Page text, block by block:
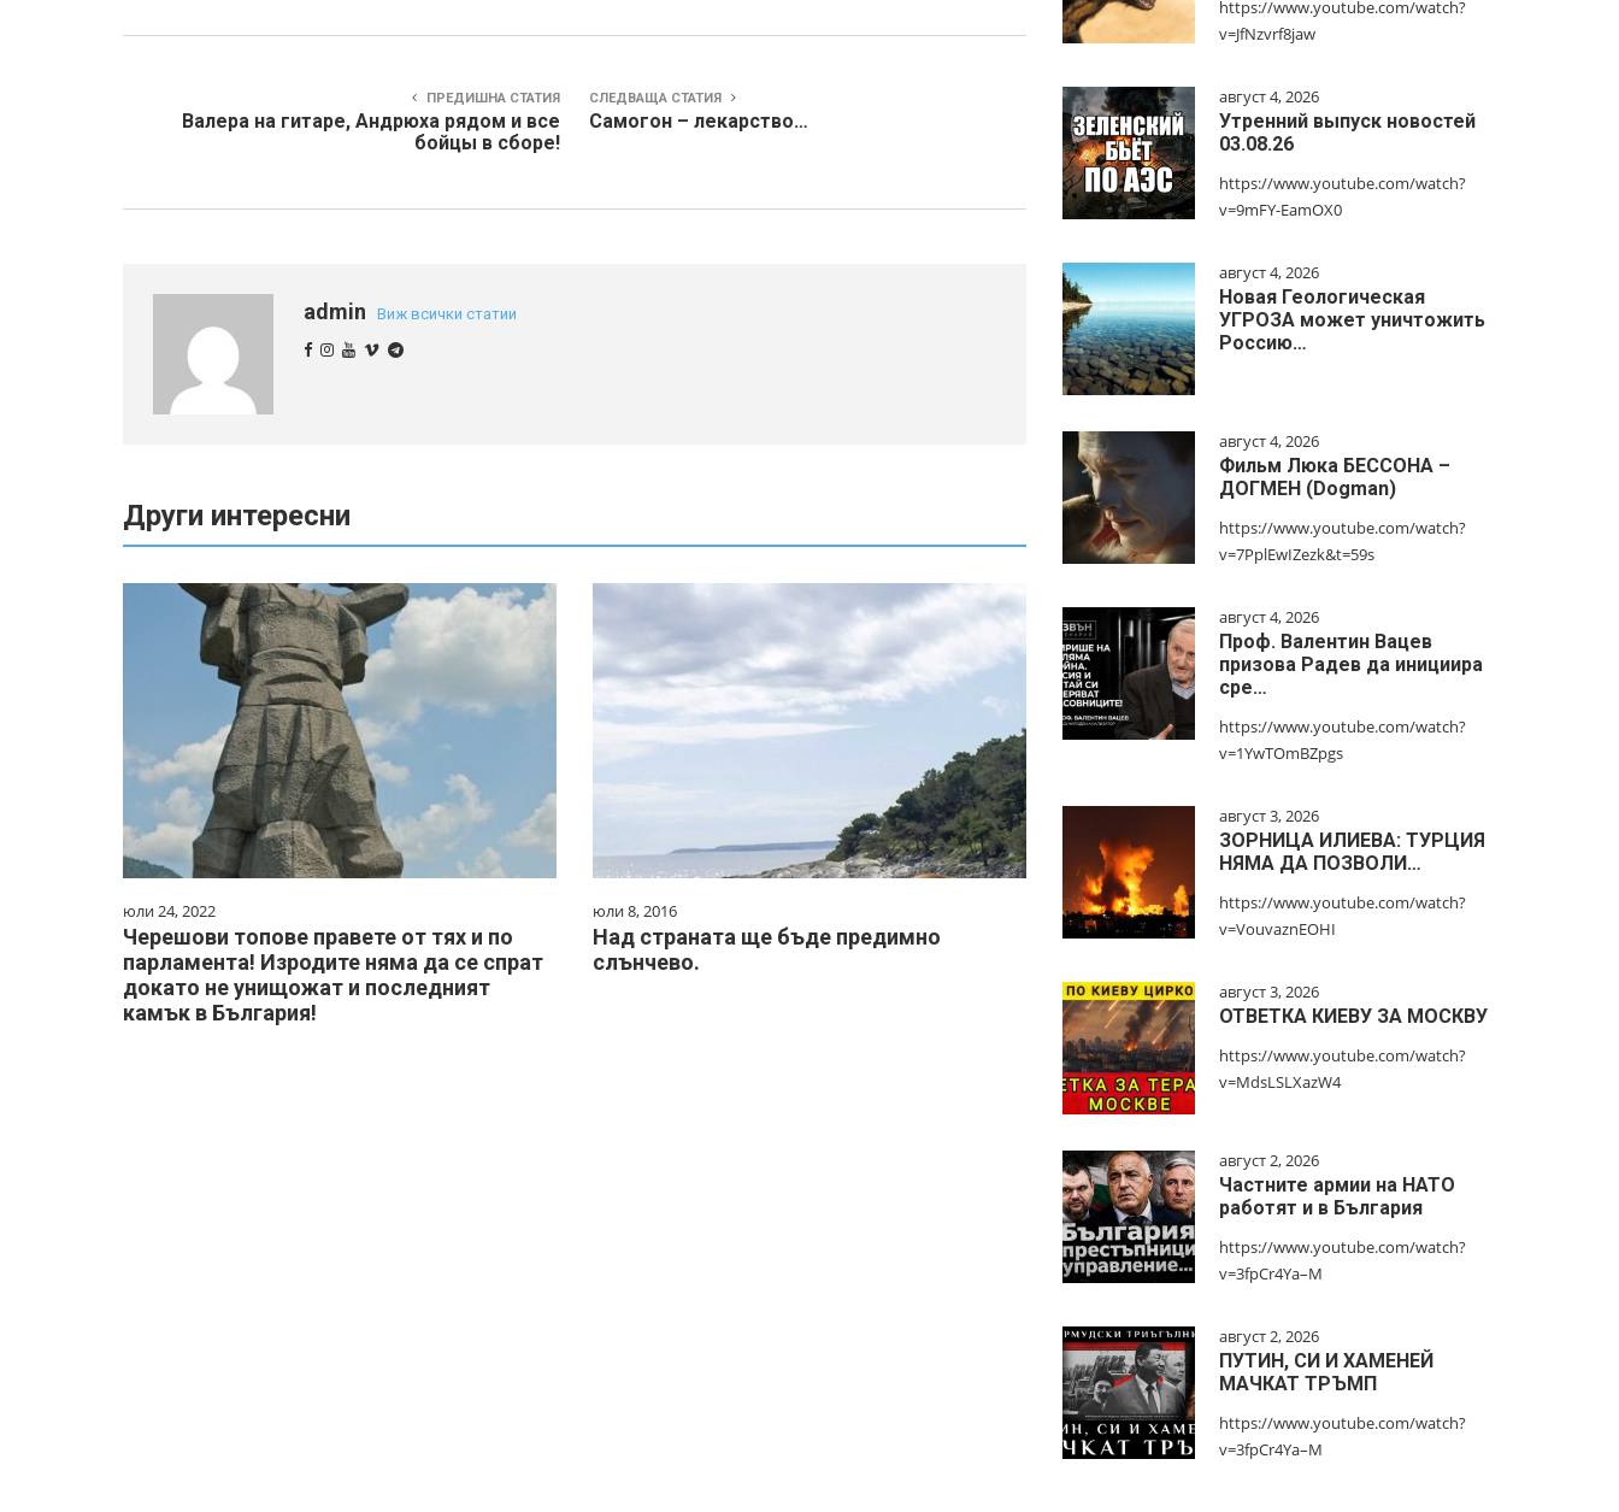
ПРЕДИШНА СТАТИЯ
Валера на гитаре, Андрюха рядом и все
бойцы в сборе!
СЛЕДВАЩА СТАТИЯ
Самогон – лекарство…
admin Виж всички статии
Други интересни
юли 24, 2022
Черешови топове правете от тях и по
парламента! Изродите няма да се спрат
докато не унищожат и последният
камък в България!
юли 8, 2016
Над страната ще бъде предимно
слънчево.
https://www.youtube.com/watch?
v=JfNzvrf8jaw
август 4, 2026
Утренний выпуск новостей
03.08.26
https://www.youtube.com/watch?
v=9mFY-EamOX0
август 4, 2026
Новая Геологическая
УГРОЗА может уничтожить
Россию…
август 4, 2026
Фильм Люка БЕССОНА –
ДОГМЕН (Dogman)
https://www.youtube.com/watch?
v=7PplEwIZezk&t=59s
август 4, 2026
Проф. Валентин Вацев
призова Радев да инициира
сре…
https://www.youtube.com/watch?
v=1YwTOmBZpgs
август 3, 2026
ЗОРНИЦА ИЛИЕВА: ТУРЦИЯ
НЯМА ДА ПОЗВОЛИ…
https://www.youtube.com/watch?
v=VouvaznEOHI
август 3, 2026
ОТВЕТКА КИЕВУ ЗА МОСКВУ
https://www.youtube.com/watch?
v=MdsLSLXazW4
август 2, 2026
Частните армии на НАТО
работят и в България
https://www.youtube.com/watch?
v=3fpCr4Ya–M
август 2, 2026
ПУТИН, СИ И ХАМЕНЕЙ
МАЧКАТ ТРЪМП
https://www.youtube.com/watch?
v=3fpCr4Ya–M